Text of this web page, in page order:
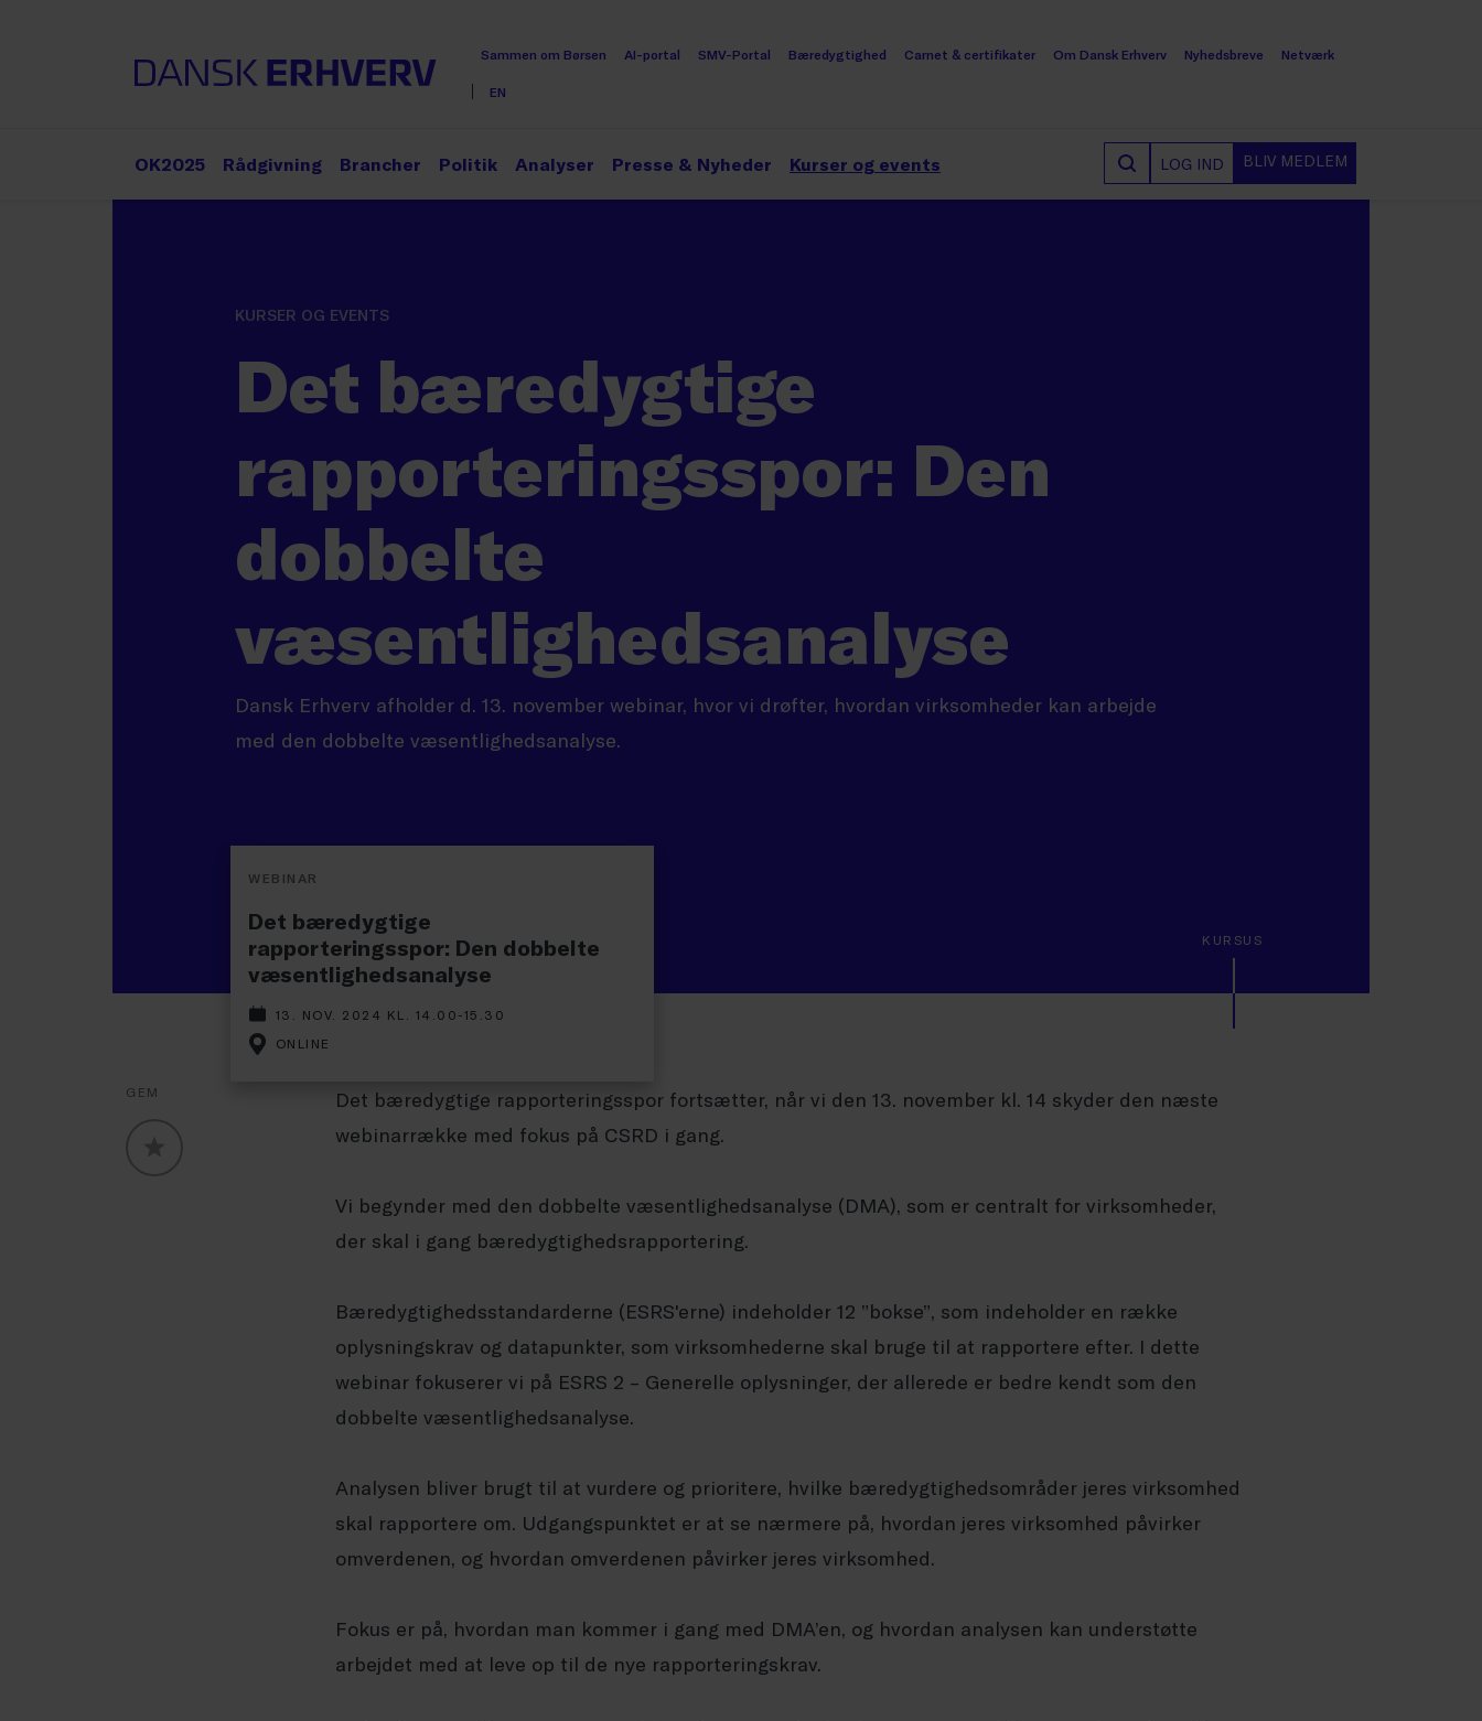
Sammen om Børsen AI-portal SMV-Portal Bæredygtighed Carnet & certifikater Om Dansk Erhverv Nyhedsbreve Netværk
EN
OK2025 Rådgivning Brancher Politik Analyser Presse & Nyheder Kurser og events LOG IND BLIV MEDLEM
KURSER OG EVENTS
Det bæredygtige
rapporteringsspor: Den
dobbelte
væsentlighedsanalyse
Dansk Erhverv afholder d. 13. november webinar, hvor vi drøfter, hvordan virksomheder kan arbejde
med den dobbelte væsentlighedsanalyse.
KURSUS
WEBINAR
Det bæredygtige
rapporteringsspor: Den dobbelte
væsentlighedsanalyse
13. NOV. 2024 KL. 14.00-15.30
ONLINE
GEM
Det bæredygtige rapporteringsspor fortsætter, når vi den 13. november kl. 14 skyder den næste
webinarrække med fokus på CSRD i gang.
Vi begynder med den dobbelte væsentlighedsanalyse (DMA), som er centralt for virksomheder,
der skal i gang bæredygtighedsrapportering.
Bæredygtighedsstandarderne (ESRS'erne) indeholder 12 ”bokse”, som indeholder en række
oplysningskrav og datapunkter, som virksomhederne skal bruge til at rapportere efter. I dette
webinar fokuserer vi på ESRS 2 – Generelle oplysninger, der allerede er bedre kendt som den
dobbelte væsentlighedsanalyse.
Analysen bliver brugt til at vurdere og prioritere, hvilke bæredygtighedsområder jeres virksomhed
skal rapportere om. Udgangspunktet er at se nærmere på, hvordan jeres virksomhed påvirker
omverdenen, og hvordan omverdenen påvirker jeres virksomhed.
Fokus er på, hvordan man kommer i gang med DMA’en, og hvordan analysen kan understøtte
arbejdet med at leve op til de nye rapporteringskrav.